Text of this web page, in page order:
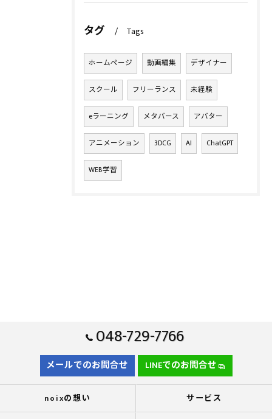
タグ Tags
ホームページ 動画編集 デザイナー
スクール フリーランス 未経験
eラーニング メタバース アバター
アニメーション 3DCG AI ChatGPT
WEB学習
048-729-7766
メールでのお問合せ LINEでのお問合せ
noixの想い サービス